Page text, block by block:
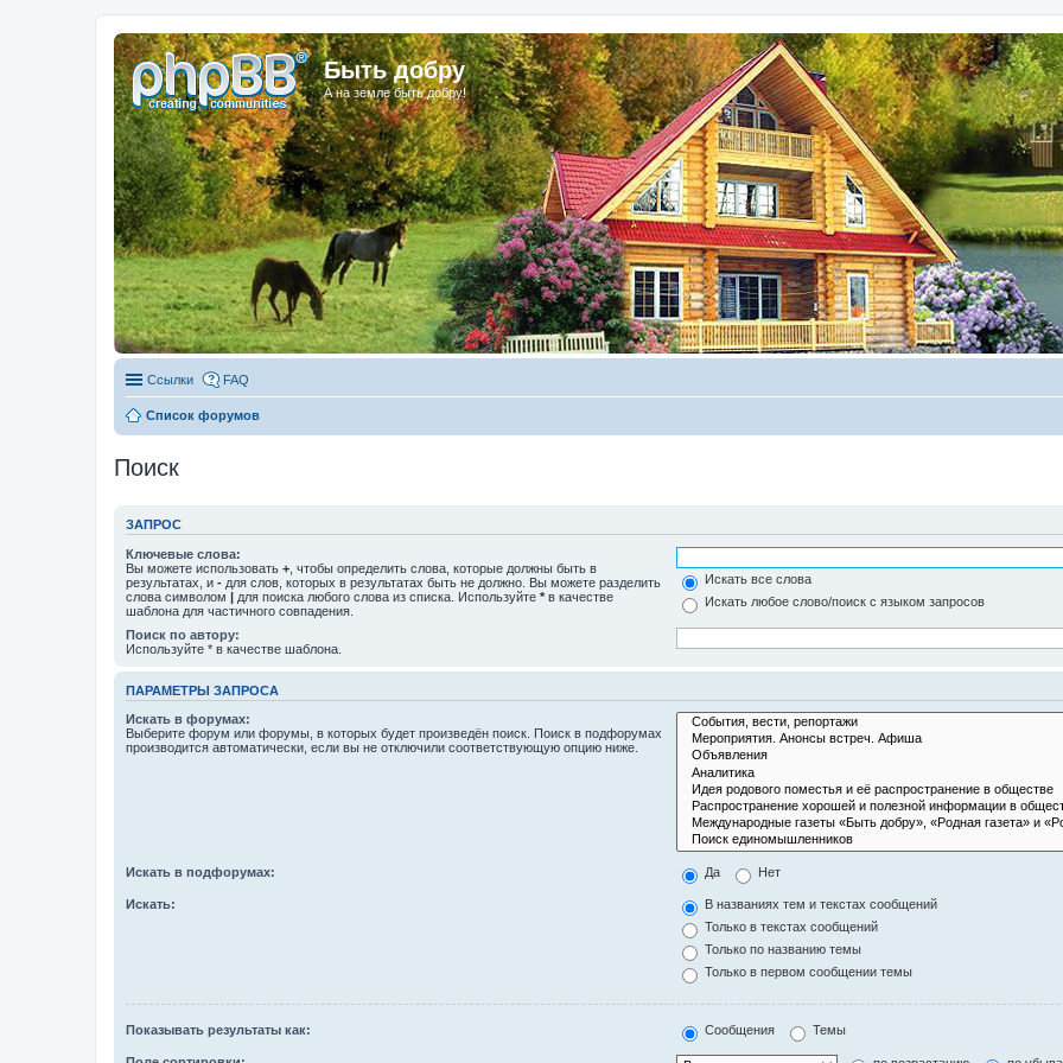
Быть добру
А на земле быть добру!
Ссылки FAQ
Список форумов
Поиск
ЗАПРОС
Ключевые слова:
Вы можете использовать + , чтобы определить слова, которые должны быть в
результатах, и - для слов, которых в результатах быть не должно. Вы можете разделить
слова символом | для поиска любого слова из списка. Используйте * в качестве
шаблона для частичного совпадения.
Искать все слова
Искать любое слово/поиск с языком запросов
Поиск по автору:
Используйте * в качестве шаблона.
ПАРАМЕТРЫ ЗАПРОСА
Искать в форумах:
Выберите форум или форумы, в которых будет произведён поиск. Поиск в подфорумах
производится автоматически, если вы не отключили соответствующую опцию ниже.
Искать в подфорумах: Да Нет
Искать:
В названиях тем и текстах сообщений
Только в текстах сообщений
Только по названию темы
Только в первом сообщении темы
Показывать результаты как: Сообщения Темы